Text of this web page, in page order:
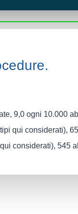
9,0 ogni 10.000
qui considerati),
considerati), 545